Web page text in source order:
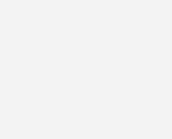
Bades — jetzt anmelden!